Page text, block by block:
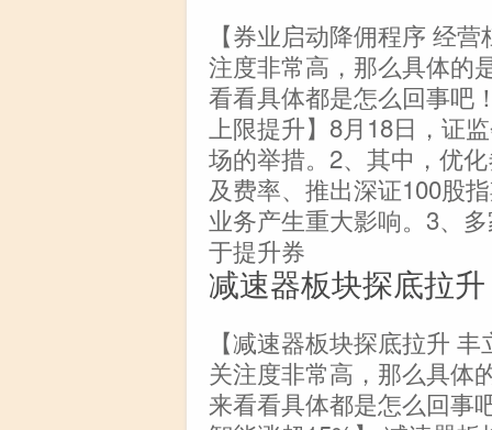
【券业启动降佣程序 经
注度非常高，那么具体的
看看具体都是怎么回事吧
上限提升】8月18日，证
场的举措。2、其中，优
及费率、推出深证100股
业务产生重大影响。3、
于提升券
减速器板块探底拉
【减速器板块探底拉升
关注度非常高，那么具体
来看看具体都是怎么回事